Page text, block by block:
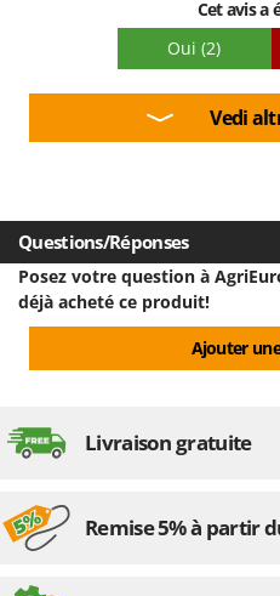
Z
Zanon
ZGrills
Zodiac
Zomax
Cet avis a
Oui (2)
Vedi
Questions/Réponses
Posez votre question à
déjà acheté ce produit!
Ajouter
Livraison gratuite
Remise 5% à partir